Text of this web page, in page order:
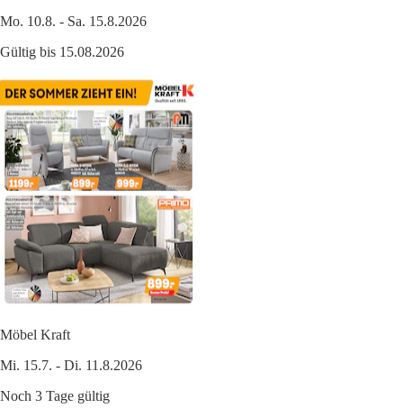
Mo. 10.8. - Sa. 15.8.2026
Gültig bis 15.08.2026
Möbel Kraft
Mi. 15.7. - Di. 11.8.2026
Noch 3 Tage gültig